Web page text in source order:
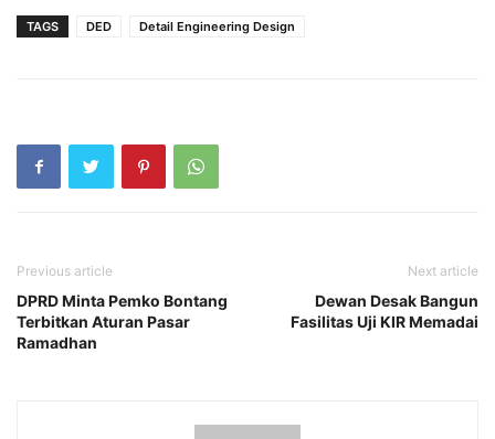
TAGS DED Detail Engineering Design
Previous article
DPRD Minta Pemko Bontang
Terbitkan Aturan Pasar
Ramadhan
Next article
Dewan Desak Bangun
Fasilitas Uji KIR Memadai